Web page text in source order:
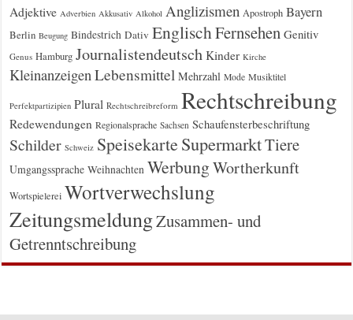
Adjektive Adverbien Akkusativ Alkohol Anglizismen Apostroph Bayern
Berlin Beugung Bindestrich Dativ EnglischFernsehen Genitiv
Genus Hamburg Journalistendeutsch Kinder Kirche
KleinanzeigenLebensmittel Mehrzahl Mode Musiktitel
Perfektpartizipien Plural Rechtschreibreform Rechtschreibung
Redewendungen Regionalsprache Sachsen Schaufensterbeschriftung
Schilder Schweiz Speisekarte SupermarktTiere
Umgangssprache Weihnachten WerbungWortherkunft
Wortspielerei Wortverwechslung
ZeitungsmeldungZusammen- und
Getrenntschreibung